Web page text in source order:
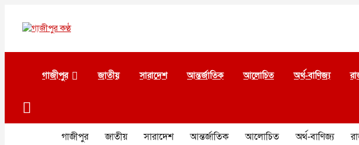
contentগাজীপুর কণ্ঠ
গাজীপুর জাতীয় সারাদেশ আন্তর্জাতিক আলোচিত অর্থ-বাণিজ্য
গাজীপুর জাতীয় সারাদেশ আন্তর্জাতিক আলোচিত অর্থ-বাণিজ্য